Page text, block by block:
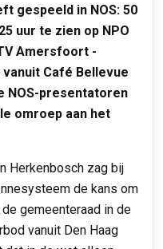
gespeeld in NOS: 50
uur te zien op NPO
Amersfoort -
Café Bellevue
NOS-presentatoren
omroep aan het
Herkenbosch zag bij
de kans om
gemeenteraad in de
vanuit Den Haag